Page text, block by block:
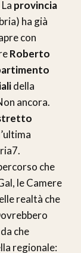
provincia
ha già
con
Roberto
della
ancora.
che
le Camere
realtà che
che
regionale: